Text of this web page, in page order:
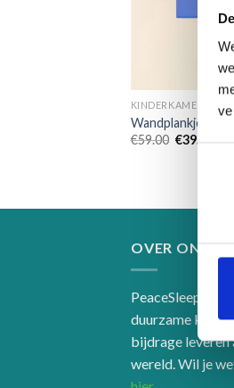
Wandplankje Blue
€59.00 €39.95
OVER ONS
PeaceSleepers
duurzame
bijdrage leveren
wereld. Wil je